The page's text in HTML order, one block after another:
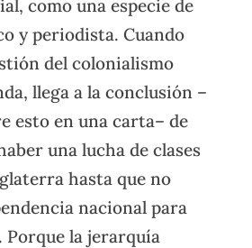
como una especie de
y periodista. Cuando
del colonialismo
llega a la conclusión –
esto en una carta– de
una lucha de clases
hasta que no
nacional para
Porque la jerarquía